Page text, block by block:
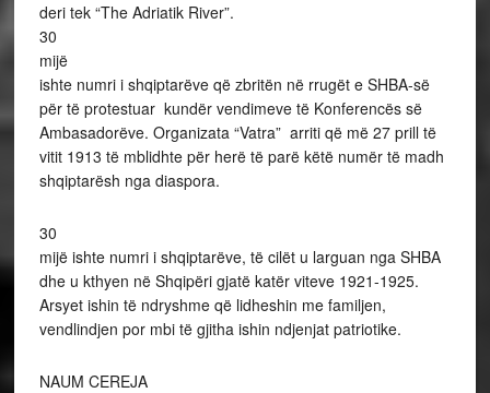
deri tek “The Adriatik River”.
30
mijë
ishte numri i shqiptarëve që zbritën në rrugët e SHBA-së
për të protestuar kundër vendimeve të Konferencës së
Ambasadorëve. Organizata “Vatra” arriti që më 27 prill të
vitit 1913 të mblidhte për herë të parë këtë numër të madh
shqiptarësh nga diaspora.
30
mijë ishte numri i shqiptarëve, të cilët u larguan nga SHBA
dhe u kthyen në Shqipëri gjatë katër viteve 1921-1925.
Arsyet ishin të ndryshme që lidheshin me familjen,
vendlindjen por mbi të gjitha ishin ndjenjat patriotike.
NAUM CEREJA